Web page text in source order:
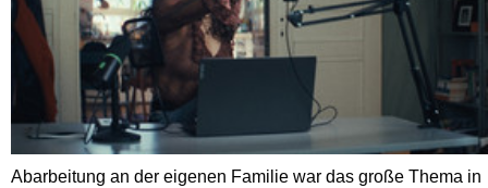
Abarbeitung an der eigenen Familie war das große Thema in